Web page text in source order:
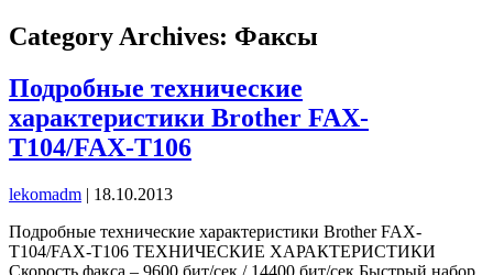
Category Archives: Факсы
Подробные технические
характеристики Brother FAX-
T104/FAX-T106
lekomadm | 18.10.2013
Подробные технические характеристики Brother FAX-
T104/FAX-T106 ТЕХНИЧЕСКИЕ ХАРАКТЕРИСТИКИ
Скорость факса – 9600 бит/сек / 14400 бит/сек Быстрый набор